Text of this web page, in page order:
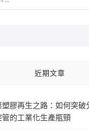
近期文章
塑膠再生之路：如何突破
管的工業化生產瓶頸